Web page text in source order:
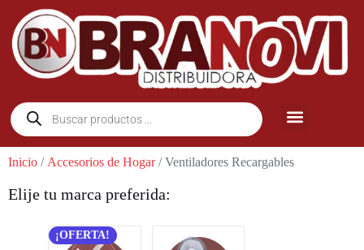
Inicio / Accesorios de Hogar/ Ventiladores Recargables
Elije tu marca preferida:
¡OFERTA!